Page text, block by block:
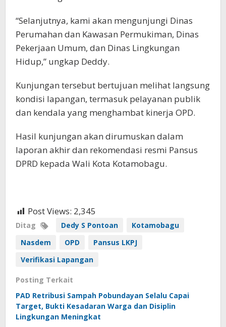
“Selanjutnya, kami akan mengunjungi Dinas
Perumahan dan Kawasan Permukiman, Dinas
Pekerjaan Umum, dan Dinas Lingkungan
Hidup,” ungkap Deddy.
Kunjungan tersebut bertujuan melihat langsung
kondisi lapangan, termasuk pelayanan publik
dan kendala yang menghambat kinerja OPD.
Hasil kunjungan akan dirumuskan dalam
laporan akhir dan rekomendasi resmi Pansus
DPRD kepada Wali Kota Kotamobagu.
Post Views: 2,345
Ditag Dedy S Pontoan
Kotamobagu
Nasdem
OPD
Pansus LKPJ
Verifikasi Lapangan
Posting Terkait
PAD Retribusi Sampah Pobundayan Selalu Capai
Target, Bukti Kesadaran Warga dan Disiplin
Lingkungan Meningkat